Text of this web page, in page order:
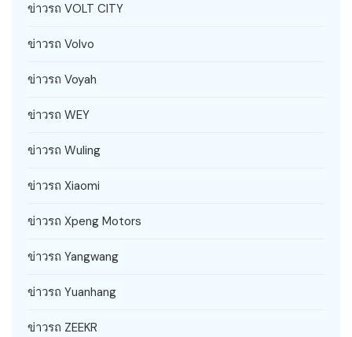
ข่าวรถ VOLT CITY
ข่าวรถ Volvo
ข่าวรถ Voyah
ข่าวรถ WEY
ข่าวรถ Wuling
ข่าวรถ Xiaomi
ข่าวรถ Xpeng Motors
ข่าวรถ Yangwang
ข่าวรถ Yuanhang
ข่าวรถ ZEEKR